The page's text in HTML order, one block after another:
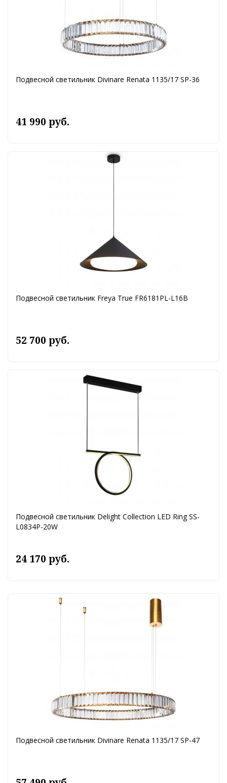
Подвесной светильник Divinare Renata 1135/17 SP-36
41 990 руб.
Подвесной светильник Freya True FR6181PL-L16B
52 700 руб.
Подвесной светильник Delight Collection LED Ring SS-
L0834P-20W
24 170 руб.
Подвесной светильник Divinare Renata 1135/17 SP-47